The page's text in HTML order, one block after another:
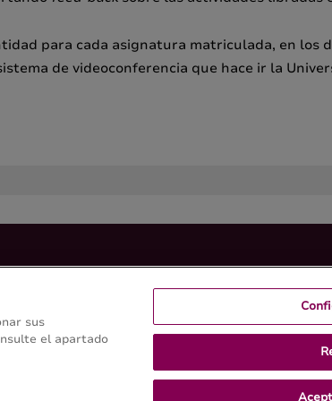
para cada asignatura matriculada, en los
de videoconferencia que hace ir la
sus
el apartado